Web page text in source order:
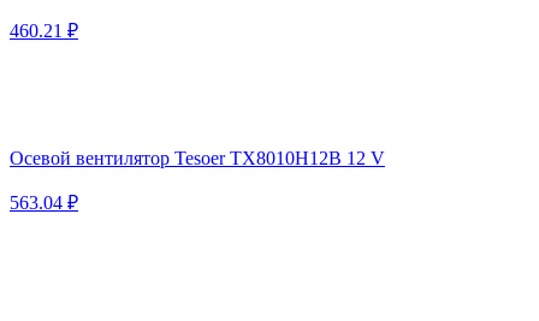
460.21 ₽
Осевой вентилятор Tesoer TX8010H12B 12 V
563.04 ₽